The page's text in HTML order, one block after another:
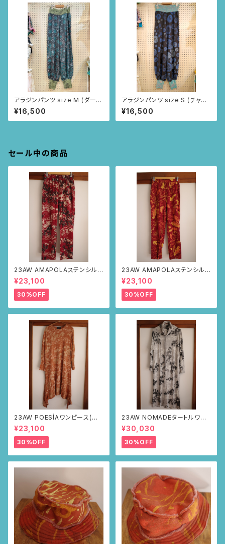
アラジンパンツ size M (ダーク
グレー/インドの小花柄)
¥16,500
アラジンパンツ size S (チャコ
ールグレー/毛糸柄)
¥16,500
セール中の商品
23AW AMAPOLAステンシルパ
ンツ(ボルドー・サボテンの山道
柄)
¥23,100
30%OFF
23AW AMAPOLAステンシルパ
ンツ(ボルドー・リーフ柄)
¥23,100
30%OFF
23AW POESÍAワンピース(ブラ
ウン・サボテンの山道柄)
¥23,100
30%OFF
23AW NOMADEタートルワン
ピース(メランジグレー・サボテ
ンの山道柄)
¥30,030
30%OFF